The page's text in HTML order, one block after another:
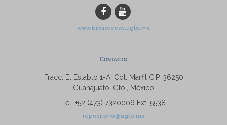
www.bibliotecas.ugto.mx
Contacto
Fracc. El Establo 1-A, Col. Marfil C.P. 36250
Guanajuato, Gto., México
Tel: +52 (473) 7320006 Ext. 5538
repositorio@ugto.mx